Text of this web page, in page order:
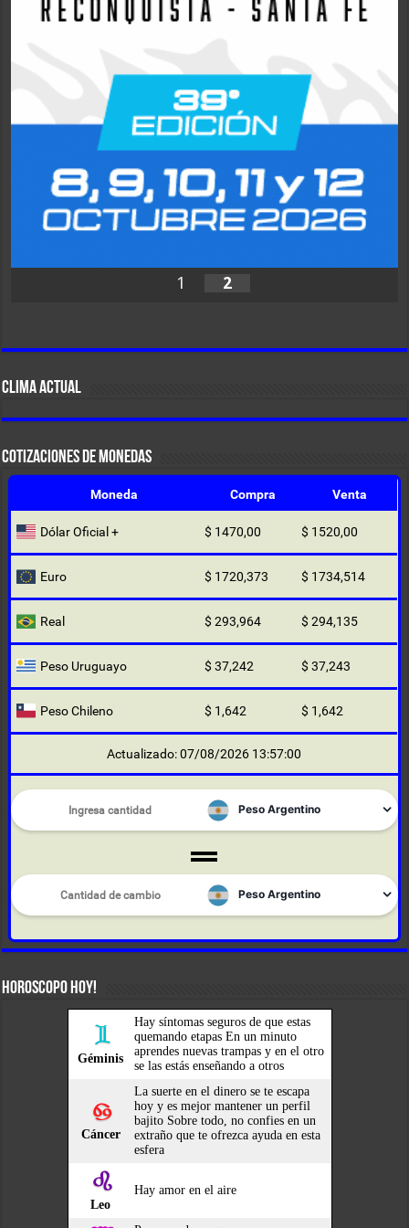
1 2
CLIMA ACTUAL
COTIZACIONES DE MONEDAS
Moneda Compra Venta
Dólar Oficial + $ 1470,00 $ 1520,00
Euro $ 1720,373 $ 1734,514
Real $ 293,964 $ 294,135
Peso Uruguayo $ 37,242 $ 37,243
Peso Chileno $ 1,642 $ 1,642
Actualizado: 07/08/2026 13:57:00
HOROSCOPO HOY!